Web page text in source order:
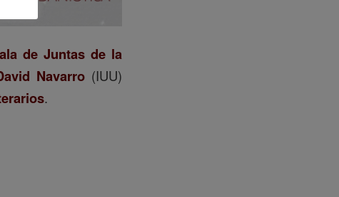
de Juntas de la
Navarro (IUU)
.